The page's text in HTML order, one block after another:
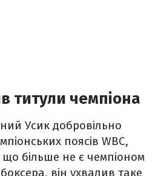
титули чемпіона
Усик добровільно
поясів WBC,
що більше не є чемпіоном
він ухвалив таке